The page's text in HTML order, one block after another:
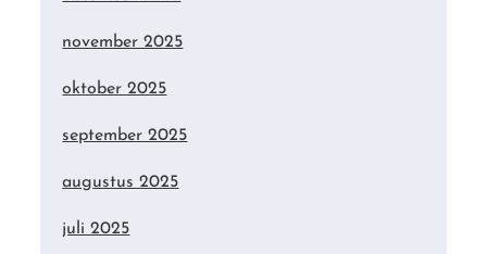
november 2025
oktober 2025
september 2025
augustus 2025
juli 2025